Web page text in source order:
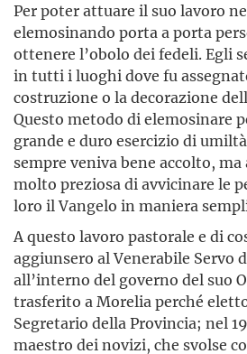
Per poter attuare il suo lavoro
elemosinando porta a porta
ottenere l’obolo dei fedeli. Egli
in tutti i luoghi dove fu
costruzione o la decorazione
Questo metodo di elemosinare
grande e duro esercizio di
sempre veniva bene accolto, ma
molto preziosa di avvicinare le
loro il Vangelo in maniera
A questo lavoro pastorale e di
aggiunsero al Venerabile Servo
all’interno del governo del suo
trasferito a Morelia perché
Segretario della Provincia; nel
maestro dei novizi, che svolse